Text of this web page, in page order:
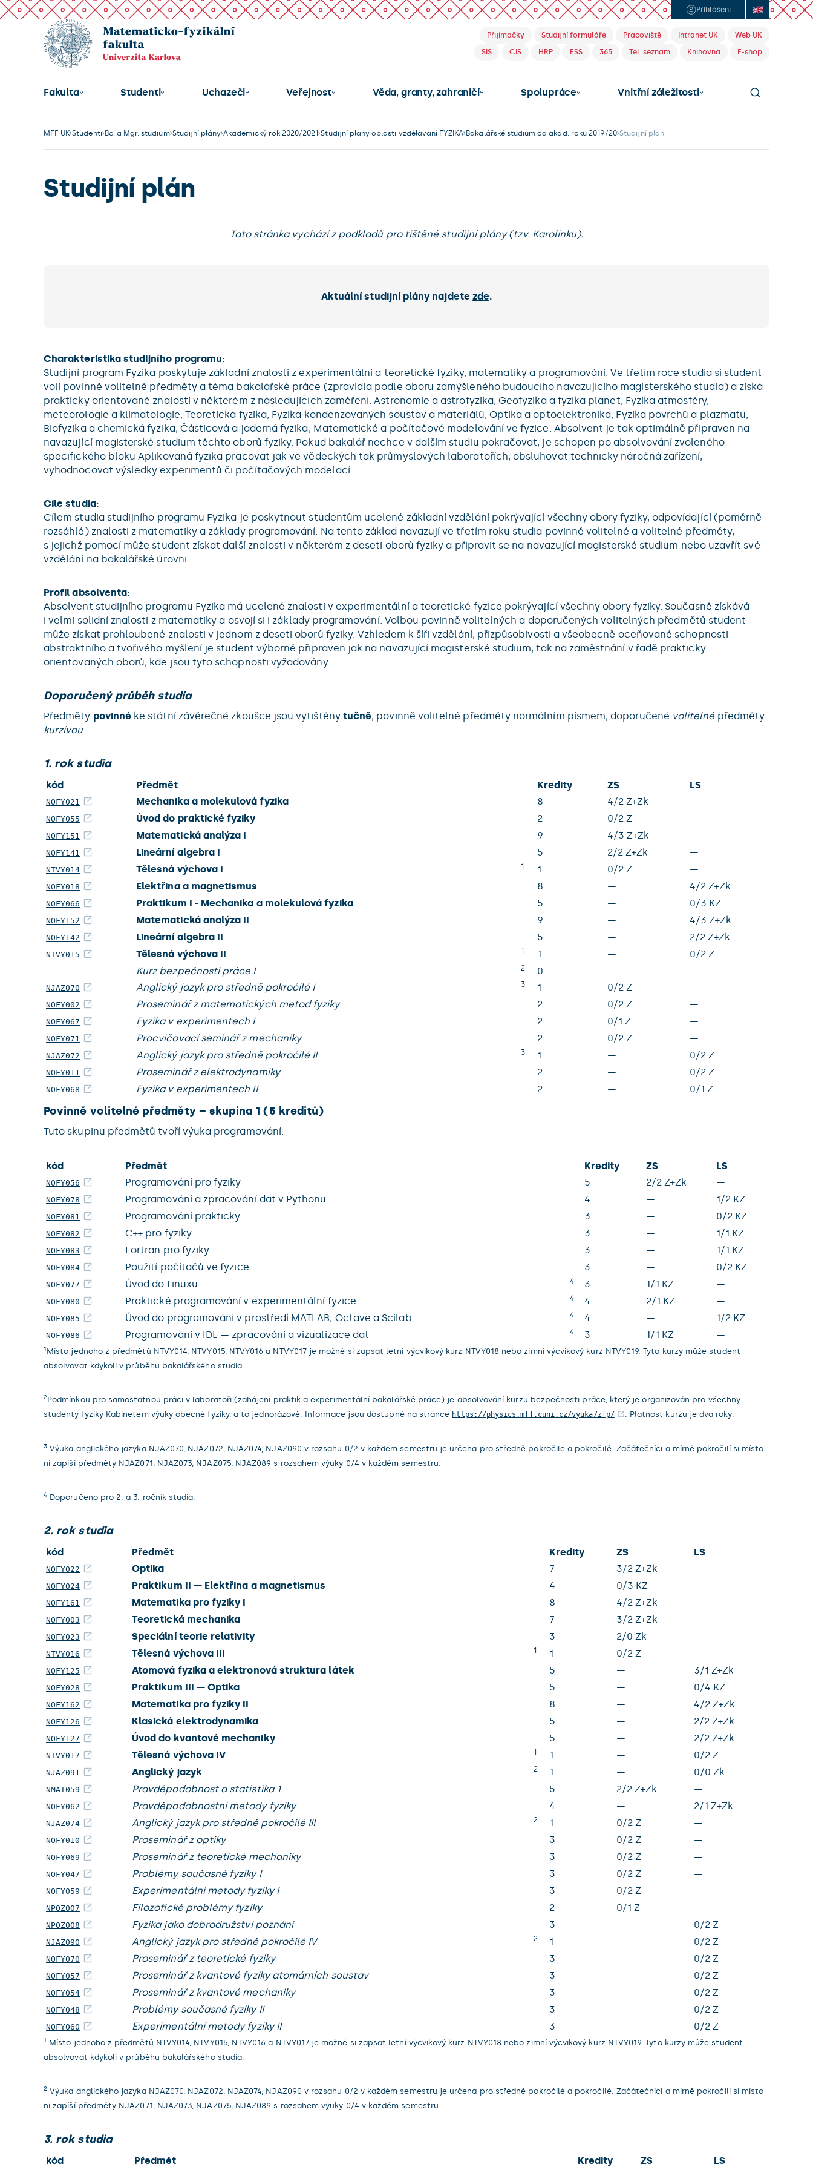
Přihlášení
Přijímačky Studijní formuláře Pracoviště Intranet UK
Web UK
SIS
CIS HRP ESS 365 Tel. seznam Knihovna E-shop
Fakulta Studenti Uchazeči Veřejnost Věda, granty, zahraničí Spolupráce Vnitřní záležitosti
MFF UK Studenti Bc. a Mgr. studium Studijní plány Akademický rok 2020/2021 Studijní plány oblasti vzdělávání FYZIKA Bakalářské studium od akad. roku 2019/20 Studijní plán
Studijní plán
Tato stránka vychází z podkladů pro tištěné studijní plány (tzv. Karolinku).
Aktuální studijní plány najdete zde.
Charakteristika studijního programu:
Studijní program Fyzika poskytuje základní znalosti z experimentální a teoretické fyziky, matematiky a programování. Ve třetím roce studia si student
volí povinně volitelné předměty a téma bakalářské práce (zpravidla podle oboru zamýšleného budoucího navazujícího magisterského studia) a získá
prakticky orientované znalostí v některém z následujících zaměření: Astronomie a astrofyzika, Geofyzika a fyzika planet, Fyzika atmosféry,
meteorologie a klimatologie, Teoretická fyzika, Fyzika kondenzovaných soustav a materiálů, Optika a optoelektronika, Fyzika povrchů a plazmatu,
Biofyzika a chemická fyzika, Částicová a jaderná fyzika, Matematické a počítačové modelování ve fyzice. Absolvent je tak optimálně připraven na
navazující magisterské studium těchto oborů fyziky. Pokud bakalář nechce v dalším studiu pokračovat, je schopen po absolvování zvoleného
specifického bloku Aplikovaná fyzika pracovat jak ve vědeckých tak průmyslových laboratořích, obsluhovat technicky náročná zařízení,
vyhodnocovat výsledky experimentů či počítačových modelací.
Cíle studia:
Cílem studia studijního programu Fyzika je poskytnout studentům ucelené základní vzdělání pokrývající všechny obory fyziky, odpovídající (poměrně
rozsáhlé) znalosti z matematiky a základy programování. Na tento základ navazují ve třetím roku studia povinně volitelné a volitelné předměty,
s jejichž pomocí může student získat další znalosti v některém z deseti oborů fyziky a připravit se na navazující magisterské studium nebo uzavřít své
vzdělání na bakalářské úrovni.
Profil absolventa:
Absolvent studijního programu Fyzika má ucelené znalosti v experimentální a teoretické fyzice pokrývající všechny obory fyziky. Současně získává
i velmi solidní znalosti z matematiky a osvojí si i základy programování. Volbou povinně volitelných a doporučených volitelných předmětů student
může získat prohloubené znalosti v jednom z deseti oborů fyziky. Vzhledem k šíři vzdělání, přizpůsobivosti a všeobecně oceňované schopnosti
abstraktního a tvořivého myšlení je student výborně připraven jak na navazující magisterské studium, tak na zaměstnání v řadě prakticky
orientovaných oborů, kde jsou tyto schopnosti vyžadovány.
Doporučený průběh studia
Předměty povinné ke státní závěrečné zkoušce jsou vytištěny tučně, povinně volitelné předměty normálním písmem, doporučené volitelnépředměty
kurzívou.
1. rok studia
kód Předmět Kredity ZS LS
NOFY021 Mechanika a molekulová fyzika 8 4/2 Z+Zk —
NOFY055 Úvod do praktické fyziky 2 0/2 Z —
NOFY151 Matematická analýza I 9 4/3 Z+Zk —
NOFY141 Lineární algebra I 5 2/2 Z+Zk —
NTVY014 Tělesná výchova I 1 1 0/2 Z —
NOFY018 Elektřina a magnetismus 8 — 4/2 Z+Zk
NOFY066 Praktikum I - Mechanika a molekulová fyzika 5 — 0/3 KZ
NOFY152 Matematická analýza II 9 — 4/3 Z+Zk
NOFY142 Lineární algebra II 5 — 2/2 Z+Zk
NTVY015 Tělesná výchova II 1 1 —
0/2 Z
Kurz bezpečnosti práce I
2 0
NJAZ070 Anglický jazyk pro středně pokročilé I 3 1 0/2 Z —
NOFY002 Proseminář z matematických metod fyziky 2 0/2 Z —
NOFY067 Fyzika v experimentech I 2 0/1 Z —
NOFY071 Procvičovací seminář z mechaniky 2 0/2 Z —
NJAZ072 Anglický jazyk pro středně pokročilé II 3 1 — 0/2 Z
NOFY011 Proseminář z elektrodynamiky 2 — 0/2 Z
NOFY068 Fyzika v experimentech II 2 — 0/1 Z
Povinně volitelné předměty – skupina 1 (5 kreditů)
Tuto skupinu předmětů tvoří výuka programování.
kód Předmět Kredity ZS LS
NOFY056 Programování pro fyziky 5 2/2 Z+Zk —
NOFY078 Programování a zpracování dat v Pythonu 4 — 1/2 KZ
NOFY081 Programování prakticky 3 — 0/2 KZ
NOFY082 C++ pro fyziky 3 — 1/1 KZ
NOFY083 Fortran pro fyziky 3 — 1/1 KZ
NOFY084 Použití počítačů ve fyzice 3 — 0/2 KZ
NOFY077 Úvod do Linuxu 4 3 1/1 KZ —
NOFY080 Praktické programování v experimentální fyzice 4 4 2/1 KZ —
NOFY085 Úvod do programování v prostředí MATLAB, Octave a Scilab 4 4 — 1/2 KZ
NOFY086 Programování v IDL — zpracování a vizualizace dat 4 3 1/1 KZ —
1Místo jednoho z předmětů NTVY014, NTVY015, NTVY016 a NTVY017 je možné si zapsat letní výcvikový kurz NTVY018 nebo zimní výcvikový kurz NTVY019. Tyto kurzy může student
absolvovat kdykoli v průběhu bakalářského studia.
2Podmínkou pro samostatnou práci v laboratoři (zahájení praktik a experimentální bakalářské práce) je absolvování kurzu bezpečnosti práce, který je organizován pro všechny
studenty fyziky Kabinetem výuky obecné fyziky, a to jednorázově. Informace jsou dostupné na stránce https://physics.mff.cuni.cz/vyuka/zfp/ . Platnost kurzu je dva roky.
3 Výuka anglického jazyka NJAZ070, NJAZ072, NJAZ074, NJAZ090 v rozsahu 0/2 v každém semestru je určena pro středně pokročilé a pokročilé. Začátečníci a mírně pokročilí si místo
ní zapíší předměty NJAZ071, NJAZ073, NJAZ075, NJAZ089 s rozsahem výuky 0/4 v každém semestru.
4 Doporučeno pro 2. a 3. ročník studia.
2. rok studia
kód Předmět Kredity ZS LS
NOFY022 Optika 7 3/2 Z+Zk —
NOFY024 Praktikum II — Elektřina a magnetismus 4 0/3 KZ —
NOFY161 Matematika pro fyziky I 8 4/2 Z+Zk —
NOFY003 Teoretická mechanika 7 3/2 Z+Zk —
NOFY023 Speciální teorie relativity 3 2/0 Zk —
NTVY016 Tělesná výchova III 1 1 0/2 Z —
NOFY125 Atomová fyzika a elektronová struktura látek 5 — 3/1 Z+Zk
NOFY028 Praktikum III — Optika 5 — 0/4 KZ
NOFY162 Matematika pro fyziky II 8 — 4/2 Z+Zk
NOFY126 Klasická elektrodynamika 5 — 2/2 Z+Zk
NOFY127 Úvod do kvantové mechaniky 5 — 2/2 Z+Zk
NTVY017 Tělesná výchova IV 1 1 — 0/2 Z
NJAZ091 Anglický jazyk 2 1 — 0/0 Zk
NMAI059 Pravděpodobnost a statistika 1 5 2/2 Z+Zk —
NOFY062 Pravděpodobnostní metody fyziky 4 — 2/1 Z+Zk
NJAZ074 Anglický jazyk pro středně pokročilé III 2 1 0/2 Z —
NOFY010 Proseminář z optiky 3 0/2 Z —
NOFY069 Proseminář z teoretické mechaniky 3 0/2 Z —
NOFY047 Problémy současné fyziky I 3 0/2 Z —
NOFY059 Experimentální metody fyziky I 3 0/2 Z —
NPOZ007 Filozofické problémy fyziky 2 0/1 Z —
NPOZ008 Fyzika jako dobrodružství poznání 3 — 0/2 Z
NJAZ090 Anglický jazyk pro středně pokročilé IV 2 1 — 0/2 Z
NOFY070 Proseminář z teoretické fyziky 3 — 0/2 Z
NOFY057 Proseminář z kvantové fyziky atomárních soustav 3 — 0/2 Z
NOFY054 Proseminář z kvantové mechaniky 3 — 0/2 Z
NOFY048 Problémy současné fyziky II 3 — 0/2 Z
NOFY060 Experimentální metody fyziky II 3 — 0/2 Z
1 Místo jednoho z předmětů NTVY014, NTVY015, NTVY016 a NTVY017 je možné si zapsat letní výcvikový kurz NTVY018 nebo zimní výcvikový kurz NTVY019. Tyto kurzy může student
absolvovat kdykoli v průběhu bakalářského studia.
2 Výuka anglického jazyka NJAZ070, NJAZ072, NJAZ074, NJAZ090 v rozsahu 0/2 v každém semestru je určena pro středně pokročilé a pokročilé. Začátečníci a mírně pokročilí si místo
ní zapíší předměty NJAZ071, NJAZ073, NJAZ075, NJAZ089 s rozsahem výuky 0/4 v každém semestru.
3. rok studia
kód Předmět Kredity ZS LS